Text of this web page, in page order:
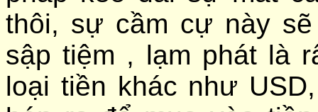
thôi, sự cầm cự này
sập tiệm , lạm phát là
loại tiền khác như